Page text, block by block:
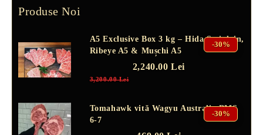
Produse Noi
A5 Exclusive Box 3 kg – Hida Striploin,
Ribeye A5 & Mușchi A5
-30%
2,240.00 Lei
3,200.00 Lei
Tomahawk vită Wagyu Australia BMS
6-7
-30%